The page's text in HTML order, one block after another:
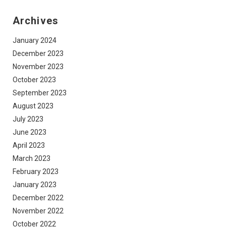
Archives
January 2024
December 2023
November 2023
October 2023
September 2023
August 2023
July 2023
June 2023
April 2023
March 2023
February 2023
January 2023
December 2022
November 2022
October 2022